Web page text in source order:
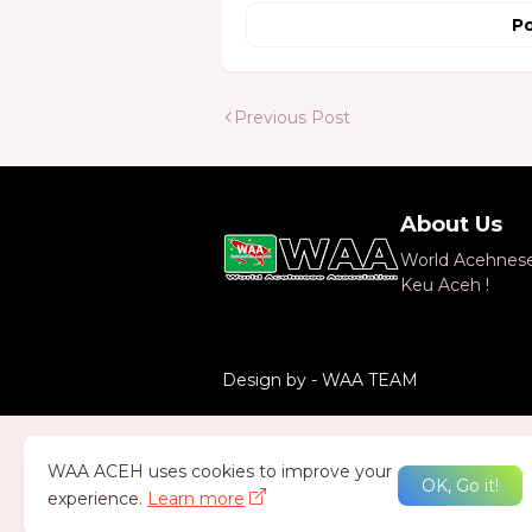
Previous Post
About Us
World
Keu Aceh !
Design by - WAA TEAM
WAA ACEH uses cookies to improve your
experience. Learn more
OK, Go it!